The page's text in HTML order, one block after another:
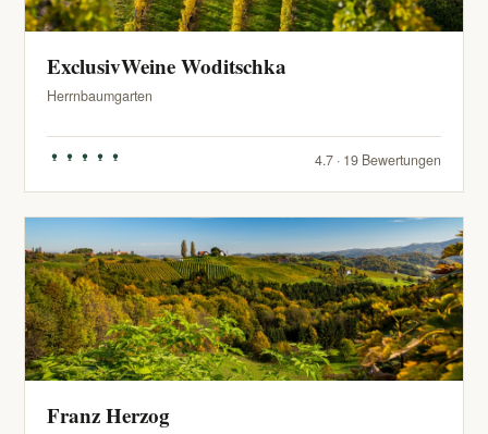
ExclusivWeine Woditschka
Herrnbaumgarten
4.7 · 19 Bewertungen
Franz Herzog